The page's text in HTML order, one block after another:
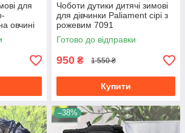
для
овчині
Чоботи дутики дитячі зимові
для дівчинки Paliament сірі з
рожевим 7091
Готово до відправки
950 ₴ 1 550 ₴
Купити
–38%